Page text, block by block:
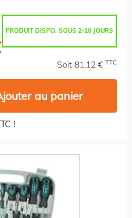
PRODUIT DISPO. SOUS 2-10 JOURS
Soit 81,12 € TTC
au panier
!